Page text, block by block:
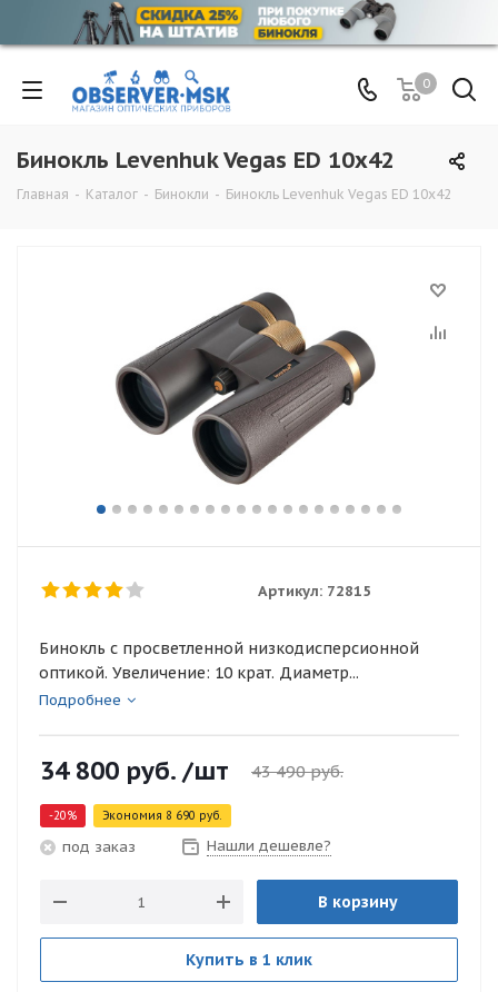
0
Бинокль Levenhuk Vegas ED 10x42
Главная - Каталог - Бинокли - Бинокль Levenhuk Vegas ED 10x42
Артикул: 72815
Бинокль с просветленной низкодисперсионной
оптикой. Увеличение: 10 крат. Диаметр...
Подробнее
34 800 руб. /шт 43 490руб.
-20% Экономия 8 690 руб.
под заказ Нашли дешевле?
В корзину
Купить в 1 клик